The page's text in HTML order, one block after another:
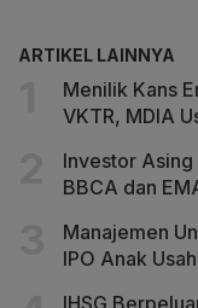
ARTIKEL LAINNYA
Menilik Kans
VKTR, MDIA
Investor Asing
BBCA dan
Manajemen
IPO Anak
IHSG